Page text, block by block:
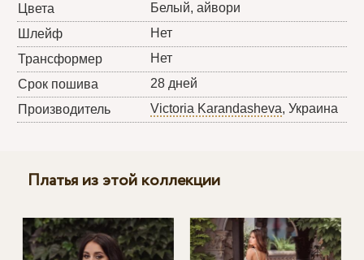
Цвета
Белый, айвори
Шлейф
Нет
Трансформер
Нет
Срок пошива
28 дней
Производитель
Victoria Karandasheva, Украина
Платья из этой коллекции